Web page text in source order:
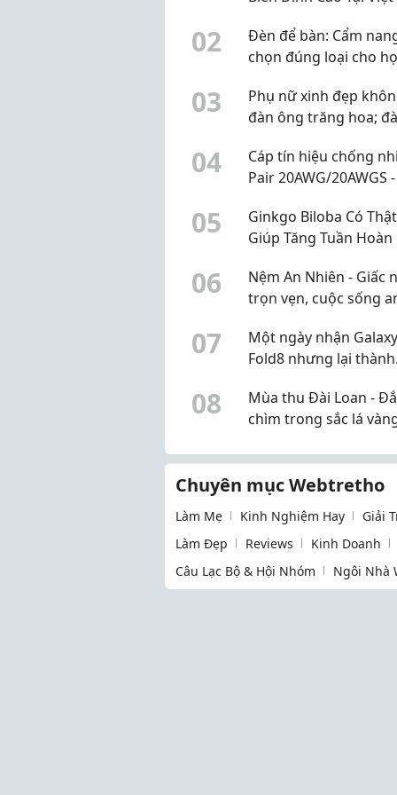
02
Đèn để bàn: Cẩm
chọn đúng loại cho
03
Phụ nữ xinh đẹp
đàn ông trăng hoa;
chẳng ngại phụ nữ
04
Cáp tín hiệu chống
Pair 20AWG/20AWGS -
Huế
05
Ginkgo Biloba Có
Giúp Tăng Tuần
06
Nệm An Nhiên - Giấc
trọn vẹn, cuộc sống
07
Một ngày nhận
Fold8 nhưng lại thành
08
Mùa thu Đài Loan -
chìm trong sắc lá
Chuyên mục Webtretho
Làm Mẹ Kinh Nghiệm Hay Giải
Làm Đẹp
Reviews Kinh Doanh
Câu Lạc Bộ & Hội Nhóm
Ngôi Nhà